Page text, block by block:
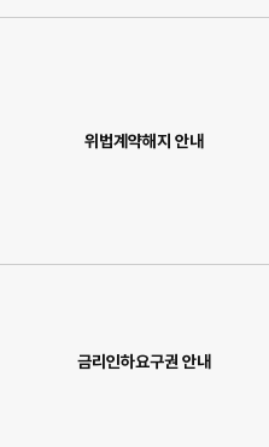
위법계약해지 안내
금리인하요구권 안내